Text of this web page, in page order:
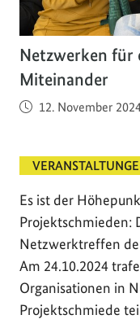
Netzwerken für
Miteinander
Veröffentlicht am
12. November
Es ist der
Projektschmieden:
Netzwerktreffen
Am 24.10.2024
Organisationen in
Projektschmiede